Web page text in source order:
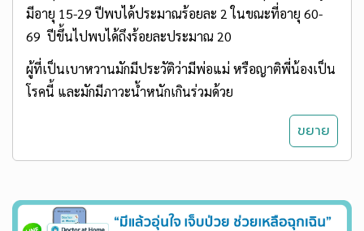
มีอายุ 15-29 ปีพบได้ประมาณร้อยละ 2 ในขณะที่อายุ 60-
69 ปีขึ้นไปพบได้ถึงร้อยละประมาณ 20
ผู้ที่เป็นเบาหวานมักมีประวัติว่ามีพ่อแม่ หรือญาติพี่น้องเป็น
โรคนี้ และมักมีภาวะน้ำหนักเกินร่วมด้วย